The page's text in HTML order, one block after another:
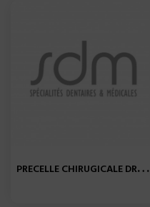
P
RECELLE CHIRUGICALE DROIT...